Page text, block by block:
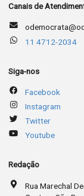
Canais de
11 4712-2034
Siga-nos
Facebook
Instagram
Twitter
Youtube
Redação
Rua Marechal